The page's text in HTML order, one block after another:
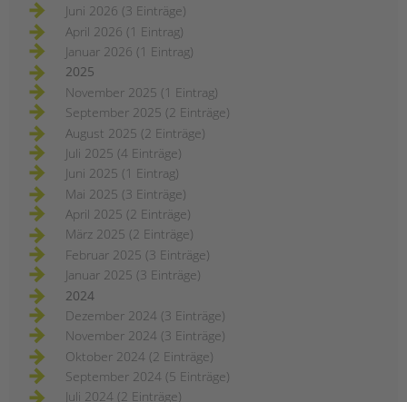
Juni 2026 (3 Einträge)
April 2026 (1 Eintrag)
Januar 2026 (1 Eintrag)
2025
November 2025 (1 Eintrag)
September 2025 (2 Einträge)
August 2025 (2 Einträge)
Juli 2025 (4 Einträge)
Juni 2025 (1 Eintrag)
Mai 2025 (3 Einträge)
April 2025 (2 Einträge)
März 2025 (2 Einträge)
Februar 2025 (3 Einträge)
Januar 2025 (3 Einträge)
2024
Dezember 2024 (3 Einträge)
November 2024 (3 Einträge)
Oktober 2024 (2 Einträge)
September 2024 (5 Einträge)
Juli 2024 (2 Einträge)